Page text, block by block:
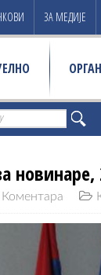
ЗА МЕДИЈЕ